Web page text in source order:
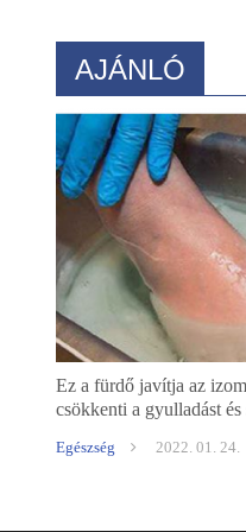
AJÁNLÓ
Ez a fürdő javítja az
csökkenti a gyulladást és
Egészség 2022. 01. 24.